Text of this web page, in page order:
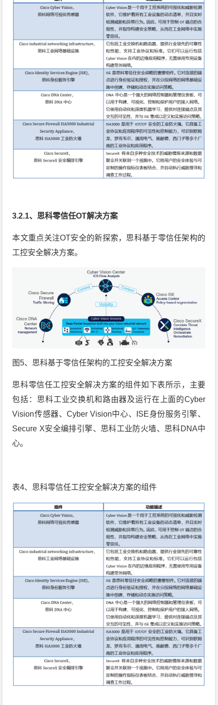
3.2.1、思科零信任OT解决方案
本文重点关注OT安全的新探索，思科基于零信任架构的
工控安全解决方案。
图5、思科基于零信任架构的工控安全解决方案
思科零信任工控安全解决方案的组件如下表所示，主要
包括：思科工业交换机和路由器及运行在上面的Cyber
Vision传感器、Cyber Vision中心、ISE身份服务引擎、
Secure X安全编排引擎、思科工业防火墙、思科DNA中
心。
表4、思科零信任工控安全解决方案的组件